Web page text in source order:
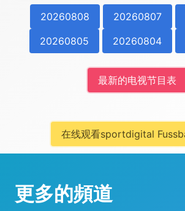
20260808 20260807
20260805
20260804
最新的电视节目表
在线观看sportdigital
更多的頻道